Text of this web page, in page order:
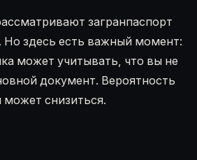
загранпаспорт
Но здесь есть важный момент:
может учитывать, что вы не
документ. Вероятность
может снизиться.